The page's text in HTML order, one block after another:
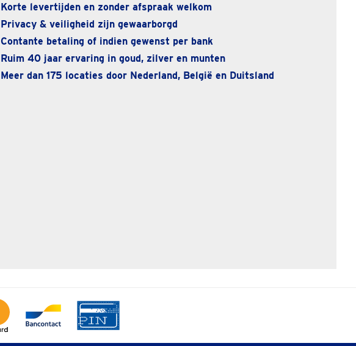
Korte levertijden en zonder afspraak welkom
Privacy & veiligheid zijn gewaarborgd
Contante betaling of indien gewenst per bank
Ruim 40 jaar ervaring in goud, zilver en munten
Meer dan 175 locaties door Nederland, België en Duitsland